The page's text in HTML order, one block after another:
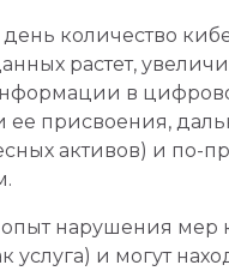
количество
растет,
в
присвоения,
активов) и по-
нарушения мер
услуга) и могут